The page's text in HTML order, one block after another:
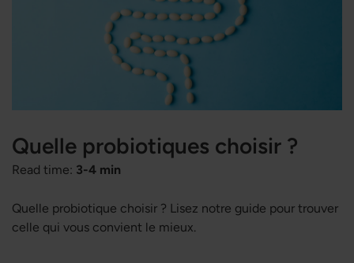
Quelle probiotiques choisir ?
Read time: 3-4 min
Quelle probiotique choisir ? Lisez notre guide pour trouver
celle qui vous convient le mieux.